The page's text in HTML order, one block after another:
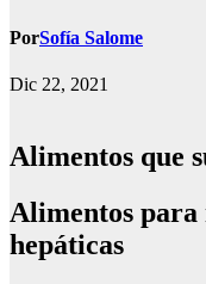
PorSofía Salome
Dic 22, 2021
Alimentos que
Alimentos para
hepáticas